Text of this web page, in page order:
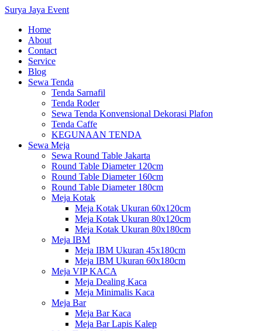
Surya Jaya Event
Home
About
Contact
Service
Blog
Sewa Tenda
Tenda Sarnafil
Tenda Roder
Sewa Tenda Konvensional Dekorasi Plafon
Tenda Caffe
KEGUNAAN TENDA
Sewa Meja
Sewa Round Table Jakarta
Round Table Diameter 120cm
Round Table Diameter 160cm
Round Table Diameter 180cm
Meja Kotak
Meja Kotak Ukuran 60x120cm
Meja Kotak Ukuran 80x120cm
Meja Kotak Ukuran 80x180cm
Meja IBM
Meja IBM Ukuran 45x180cm
Meja IBM Ukuran 60x180cm
Meja VIP KACA
Meja Dealing Kaca
Meja Minimalis Kaca
Meja Bar
Meja Bar Kaca
Meja Bar Lapis Kalep